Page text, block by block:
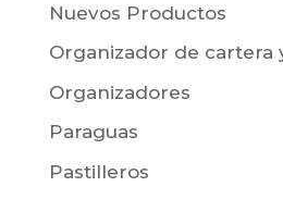
Nuevos Productos
Organizador de cartera
Organizadores
Paraguas
Pastilleros